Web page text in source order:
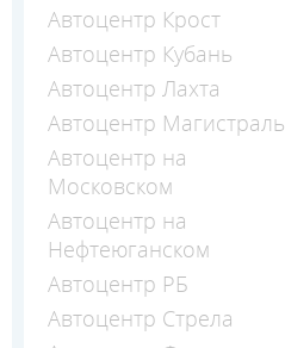
Автоцентр Крост
Автоцентр Кубань
Автоцентр Лахта
Автоцентр Магистраль
Автоцентр на
Московском
Автоцентр на
Нефтеюганском
Автоцентр РБ
Автоцентр Стрела